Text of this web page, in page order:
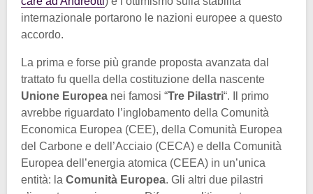
internazionale portarono le nazioni europee a questo
accordo.
La prima e forse più grande proposta avanzata dal
trattato fu quella della costituzione della nascente
Unione Europea nei famosi “Tre Pilastri“. Il primo
avrebbe riguardato l’inglobamento della Comunità
Economica Europea (CEE), della Comunità Europea
del Carbone e dell’Acciaio (CECA) e della Comunità
Europea dell’energia atomica (CEEA) in un’unica
entità: la Comunità Europea. Gli altri due pilastri